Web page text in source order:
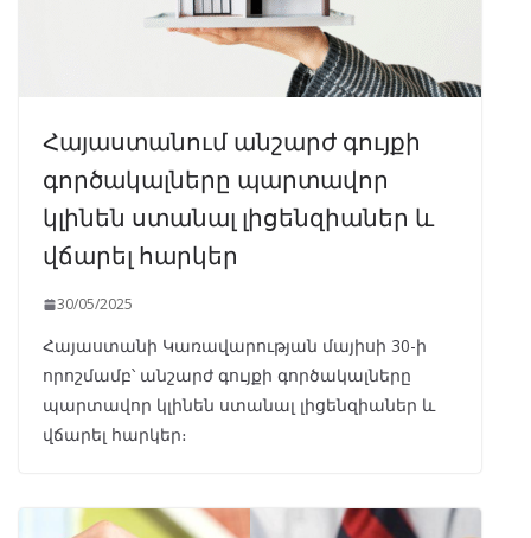
Հայաստանում անշարժ գույքի
գործակալները պարտավոր
կլինեն ստանալ լիցենզիաներ և
վճարել հարկեր
30/05/2025
Հայաստանի Կառավարության մայիսի 30-ի
որոշմամբ՝ անշարժ գույքի գործակալները
պարտավոր կլինեն ստանալ լիցենզիաներ և
վճարել հարկեր։